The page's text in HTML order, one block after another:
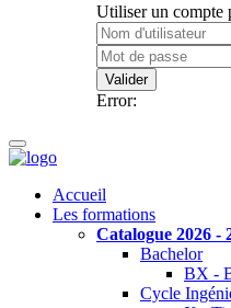
Utiliser un compte
Valider
Error:
Accueil
Les formations
Catalogue 2026 -
Bachelor
BX -
Cycle